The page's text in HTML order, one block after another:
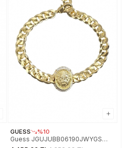
GUESS %10
Guess JGUJUBB06190JWYGS